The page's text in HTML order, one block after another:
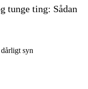
tunge ting: Sådan